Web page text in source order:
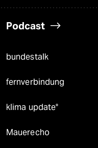
Podcast
bundestalk
fernverbindung
klima update°
Mauerecho